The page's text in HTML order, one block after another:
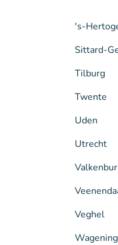
's-
Sittard-
Tilburg
Twente
Uden
Utrecht
Veghel